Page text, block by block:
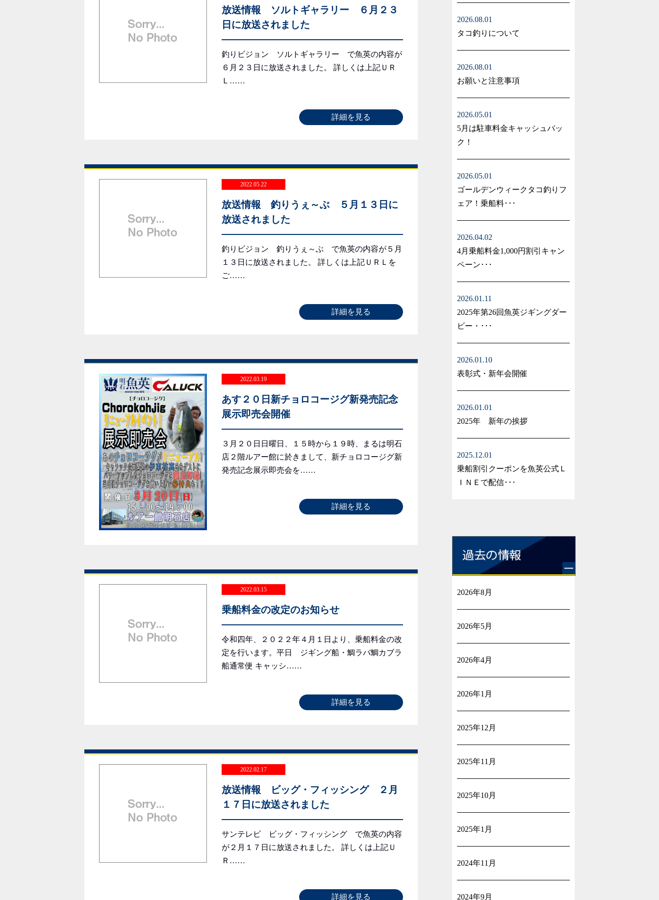
放送情報 ソルトギャラリー ６月２３
日に放送されました
釣りビジョン ソルトギャラリー で魚英の内容が
６月２３日に放送されました。 詳しくは上記ＵＲ
Ｌ……
詳細を見る
2022.05.22
放送情報 釣りうぇ～ぶ ５月１３日に
放送されました
釣りビジョン 釣りうぇ～ぶ で魚英の内容が５月
１３日に放送されました。 詳しくは上記ＵＲＬを
ご……
詳細を見る
2022.03.19
あす２０日新チョロコージグ新発売記念
展示即売会開催
３月２０日日曜日、１５時から１９時、まるは明石
店２階ルアー館に於きまして、新チョロコージグ新
発売記念展示即売会を……
詳細を見る
2022.03.15
乗船料金の改定のお知らせ
令和四年、２０２２年４月１日より、乗船料金の改
定を行います。平日 ジギング船・鯛ラバ鯛カブラ
船通常便 キャッシ……
詳細を見る
2022.02.17
放送情報 ビッグ・フィッシング ２月
１７日に放送されました
サンテレビ ビッグ・フィッシング で魚英の内容
が２月１７日に放送されました。 詳しくは上記Ｕ
Ｒ……
詳細を見る
2026.08.01
タコ釣りについて
2026.08.01
お願いと注意事項
2026.05.01
5月は駐車料金キャッシュバッ
ク！
2026.05.01
ゴールデンウィークタコ釣りフ
ェア！乗船料･･･
2026.04.02
4月乗船料金1,000円割引キャン
ペーン･･･
2026.01.11
2025年第26回魚英ジギングダー
ビー・･･･
2026.01.10
表彰式・新年会開催
2026.01.01
2025年 新年の挨拶
2025.12.01
乗船割引クーポンを魚英公式Ｌ
ＩＮＥで配信･･･
2026年8月
2026年5月
2026年4月
2026年1月
2025年12月
2025年11月
2025年10月
2025年1月
2024年11月
2024年9月